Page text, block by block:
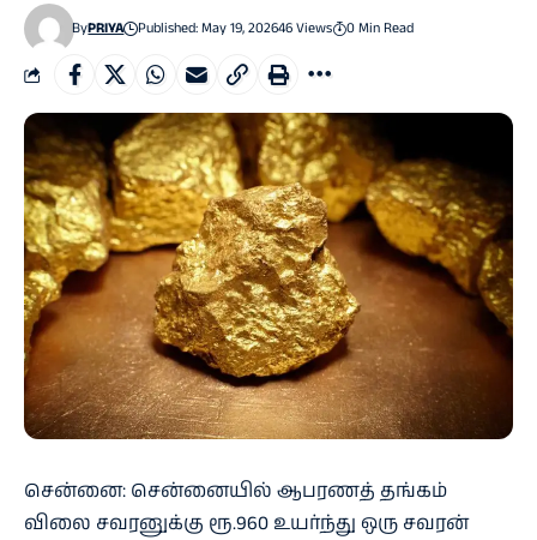
ByPRIYA Published: May 19, 202646 Views 0 Min Read
சென்னை: சென்னையில் ஆபரணத் தங்கம்
விலை சவரனுக்கு ரூ.960 உயர்ந்து ஒரு சவரன்